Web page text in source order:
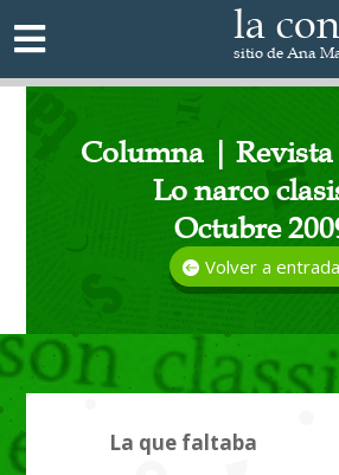
 la
sitio de Ana
Columna | Revista
Lo narco
Octubre
Volver a
La que faltaba